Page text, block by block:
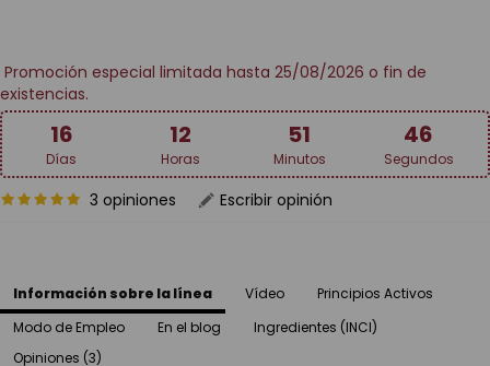
Promoción especial limitada hasta 25/08/2026 o fin de
existencias.
16
Días
12
Horas
51
Minutos
46
Segundos
3 opiniones Escribir opinión
Información sobre la línea Vídeo
Principios Activos
Modo de Empleo
En el blog
Ingredientes (INCI)
Opiniones (3)